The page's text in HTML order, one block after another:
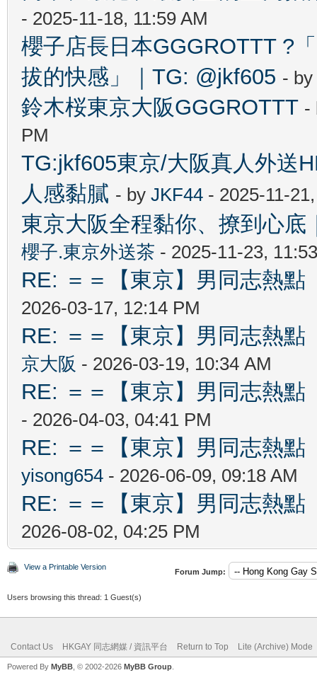
- 2025-11-18, 11:59 AM
櫻子店長日本GGGROTTT ?
拔的快感」｜TG: @jkf605 - by
鈴木桜東京大阪GGGROTTT -
PM
TG:jkf605東京/大阪真人外送
人感黏膩 - by JKF44 - 2025-11-
東京大阪全程黏你、撩到心
櫻子.東京外送茶 - 2025-11-23,
RE: ＝＝【東京】男同志熱
2026-03-17, 12:14 PM
RE: ＝＝【東京】男同志熱
京大阪 - 2026-03-19, 10:34 AM
RE: ＝＝【東京】男同志熱
- 2026-04-03, 04:41 PM
RE: ＝＝【東京】男同志熱
yisong654 - 2026-06-09, 09:18 AM
RE: ＝＝【東京】男同志熱
2026-08-02, 04:25 PM
View a Printable Version
Forum Jump:
Users browsing this thread: 1 Guest(s)
Contact Us HKGAY 同志網媒 / 資訊平台 Return to Top Lite (Archive) Mode
Powered By MyBB , © 2002-2026 MyBB Group